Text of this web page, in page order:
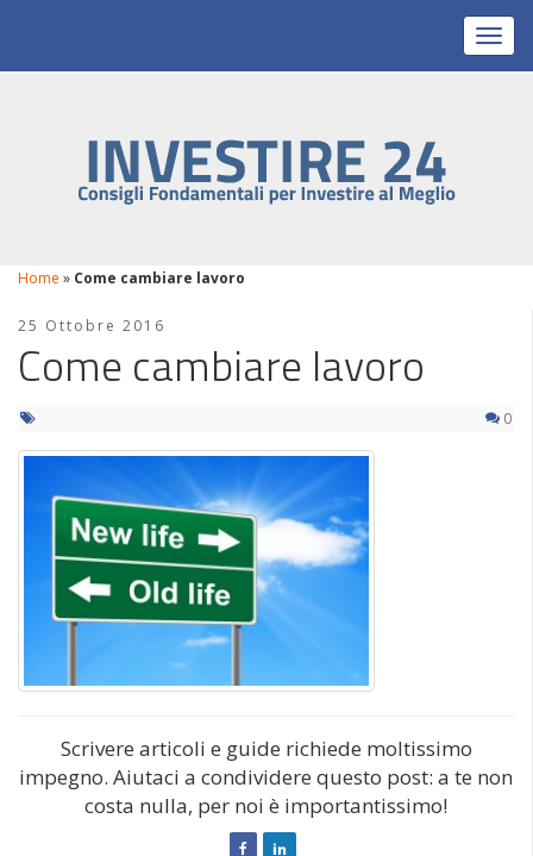
Home » Come cambiare lavoro
25 Ottobre 2016
Come cambiare lavoro
0
Scrivere articoli e guide richiede moltissimo
impegno. Aiutaci a condividere questo post: a te non
costa nulla, per noi è importantissimo!